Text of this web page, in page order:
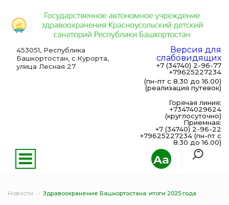
Aa
453051, Республика
Башкортостан, с.Курорта,
улица Лесная 27
Версия для
слабовидящих
+7 (34740) 2-96-77
+79625227234
(пн-пт с 8.30 до 16.00)
(реализация путевок)
Горячая линия:
+73474029624
(круглосуточно)
Приемная:
+7 (34740) 2-96-22
+79625227234 (пн-пт с
8.30 до 16.00)
Новости Здравоохранение Башкортостана: итоги 2025 года